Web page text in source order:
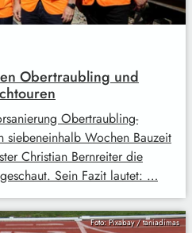
Obertraubling und
Obertraubling-
siebeneinhalb Wochen Bauzeit
Christian Bernreiter die
Sein Fazit lautet: …
Foto: Pixabay / taniadimas